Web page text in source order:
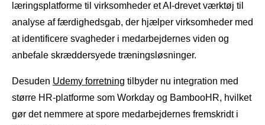
læringsplatforme til virksomheder et AI-drevet værktøj til
analyse af færdighedsgab, der hjælper virksomheder med
at identificere svagheder i medarbejdernes viden og
anbefale skræddersyede træningsløsninger.
Desuden Udemy forretning tilbyder nu integration med
større HR-platforme som Workday og BambooHR, hvilket
gør det nemmere at spore medarbejdernes fremskridt i